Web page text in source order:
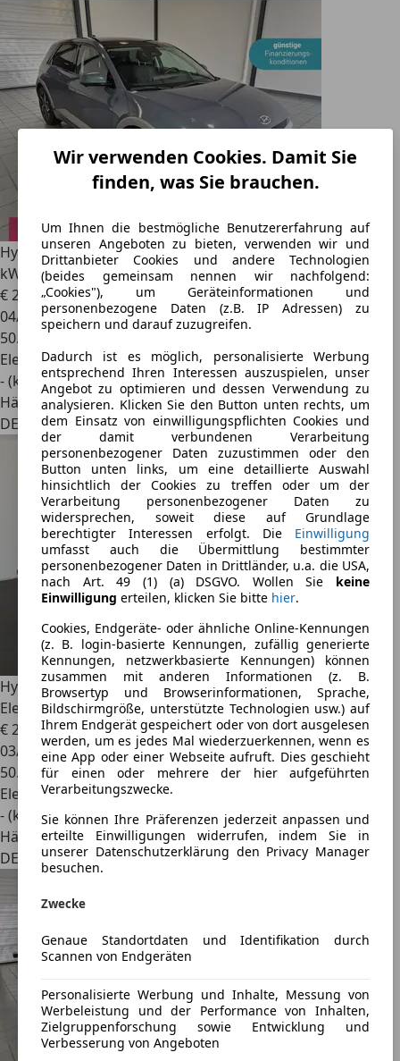
Wir verwenden Cookies. Damit Sie
finden, was Sie brauchen.
Um Ihnen die bestmögliche Benutzererfahrung auf
unseren Angeboten zu bieten, verwenden wir und
Drittanbieter Cookies und andere Technologien
(beides gemeinsam nennen wir nachfolgend:
„Cookies"), um Geräteinformationen und
personenbezogene Daten (z.B. IP Adressen) zu
speichern und darauf zuzugreifen.
Dadurch ist es möglich, personalisierte Werbung
entsprechend Ihren Interessen auszuspielen, unser
Angebot zu optimieren und dessen Verwendung zu
analysieren. Klicken Sie den Button unten rechts, um
dem Einsatz von einwilligungspflichten Cookies und
der damit verbundenen Verarbeitung
personenbezogener Daten zuzustimmen oder den
Button unten links, um eine detaillierte Auswahl
hinsichtlich der Cookies zu treffen oder um der
Verarbeitung personenbezogener Daten zu
widersprechen, soweit diese auf Grundlage
berechtigter Interessen erfolgt. Die Einwilligung
umfasst auch die Übermittlung bestimmter
personenbezogener Daten in Drittländer, u.a. die USA,
nach Art. 49 (1) (a) DSGVO. Wollen Sie keine
Einwilligung erteilen, klicken Sie bitte hier.
Cookies, Endgeräte- oder ähnliche Online-Kennungen
(z. B. login-basierte Kennungen, zufällig generierte
Kennungen, netzwerkbasierte Kennungen) können
zusammen mit anderen Informationen (z. B.
Browsertyp und Browserinformationen, Sprache,
Bildschirmgröße, unterstützte Technologien usw.) auf
Ihrem Endgerät gespeichert oder von dort ausgelesen
werden, um es jedes Mal wiederzuerkennen, wenn es
eine App oder einer Webseite aufruft. Dies geschieht
für einen oder mehrere der hier aufgeführten
Verarbeitungszwecke.
Sie können Ihre Präferenzen jederzeit anpassen und
erteilte Einwilligungen widerrufen, indem Sie in
unserer Datenschutzerklärung den Privacy Manager
besuchen.
Zwecke
Genaue Standortdaten und Identifikation durch
Scannen von Endgeräten
Personalisierte Werbung und Inhalte, Messung von
Werbeleistung und der Performance von Inhalten,
Zielgruppenforschung sowie Entwicklung und
Verbesserung von Angeboten
Hyundai IONIQ 5Uniq 4WD 58
kWh|HeadUp|CarPlay|Pano
€ 27.7901
04/2022
50.532 km
Elektro
- (kWh/100 km)
Händler
DE 42287
Hyundai IONIQ 5
Techniq
Elektro++1.Hand+58kWh++Sitzpaket
€ 27.9901
03/2022
50.104 km
Elektro
- (kWh/100 km)
Händler
DE 69168